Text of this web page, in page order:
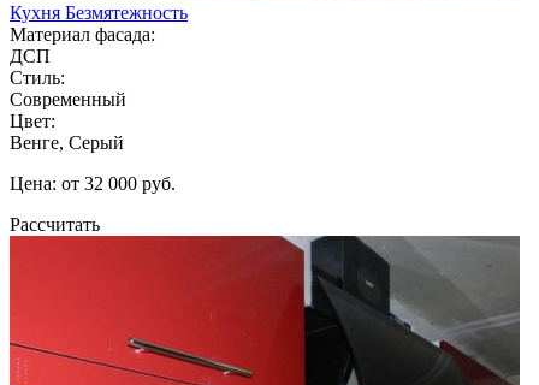
Кухня Безмятежность
Материал фасада:
ДСП
Стиль:
Современный
Цвет:
Венге, Серый
Цена: от 32 000 руб.
Рассчитать